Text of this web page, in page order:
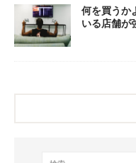
何を買うか
いる店舗が